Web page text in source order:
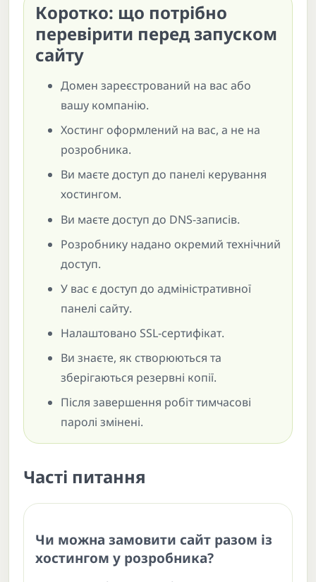
Коротко: що потрібно
перевірити перед запуском
сайту
Домен зареєстрований на вас або
вашу компанію.
Хостинг оформлений на вас, а не на
розробника.
Ви маєте доступ до панелі керування
хостингом.
Ви маєте доступ до DNS-записів.
Розробнику надано окремий технічний
доступ.
У вас є доступ до адміністративної
панелі сайту.
Налаштовано SSL-сертифікат.
Ви знаєте, як створюються та
зберігаються резервні копії.
Після завершення робіт тимчасові
паролі змінені.
Часті питання
Чи можна замовити сайт разом із
хостингом у розробника?